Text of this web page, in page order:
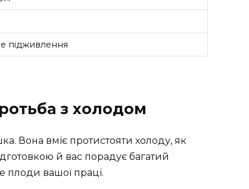
підживлення
з холодом
Вона вміє протистояти холоду, як
й вас порадує багатий
вашої праці.